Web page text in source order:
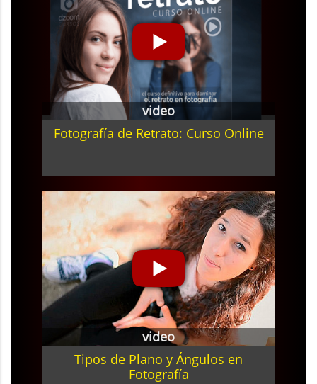
video
Fotografía de Retrato: Curso Online
video
Tipos de Plano y Ángulos en
Fotografía